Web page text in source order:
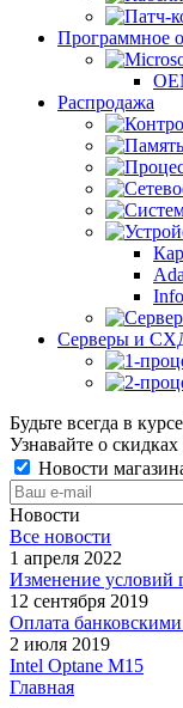
Программное
Распродажа
Серверы и
Будьте всегда в
Узнавайте о
Новости
Новости
Все новости
1 апреля 2022
Изменение условий
12 сентября 2019
Оплата
2 июля 2019
Intel Optane M15
Главная